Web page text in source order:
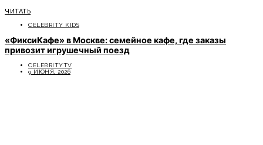
ЧИТАТЬ
CELEBRITY KIDS
«ФиксиКафе» в Москве: семейное кафе, где заказы
привозит игрушечный поезд
CELEBRITYTV
9 ИЮНЯ, 2026